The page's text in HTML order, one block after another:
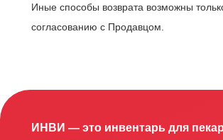
Иные способы возврата возможны
согласованию с Продавцом.
ИНВИ — это инвентарь для